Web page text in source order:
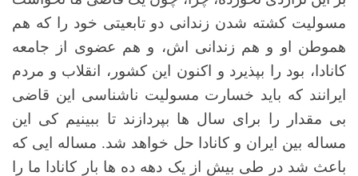
مسولیت کشته شدن زندانی دو تابعیتی خود را که هم
هموطن او و هم زندانی اش، و هم عضوی از جامعه
کانادا، بود را بپذیرد و اکنون این کشور، انقلاب و مردم
ایرانند که باید خسارت مسولیت ناشناسی این قاضی
بی مقدار را برای سال ها بپردازند تا ببینیم کی این
مساله بین ایران و کانادا حل خواهد شد. مساله ایی که
باعث شد در طی بیش از یک دهه ده ها بار کانادا ما را